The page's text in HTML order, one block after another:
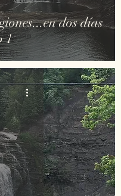
St-
dos días
1